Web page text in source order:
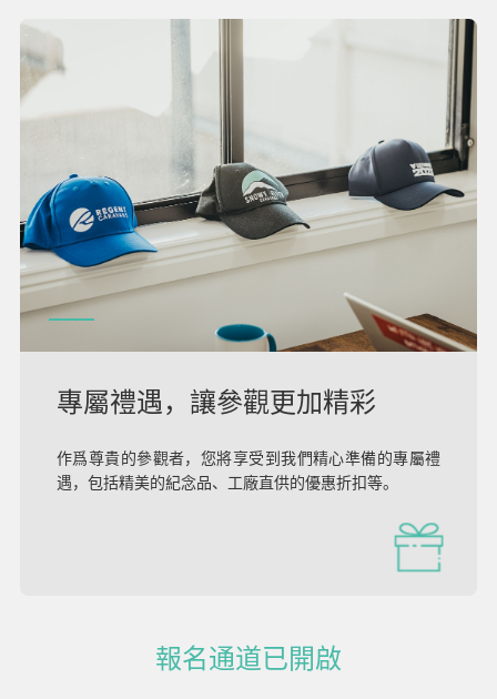
專屬禮遇，讓參觀更加精彩
作爲尊貴的參觀者，您將享受到我們精心準備的專屬禮
遇，包括精美的紀念品、工廠直供的優惠折扣等。
報名通道已開啟